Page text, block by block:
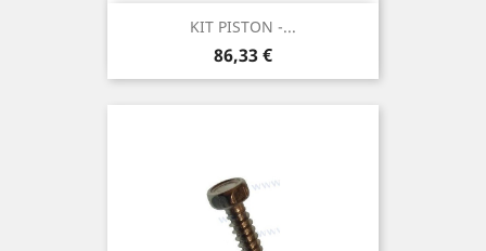
KIT PISTON -...
Prix
86,33 €